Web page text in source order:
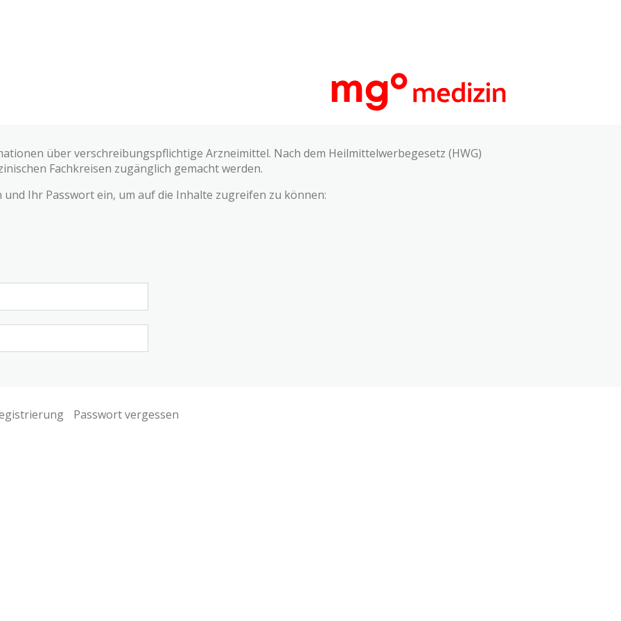
über verschreibungspflichtige Arzneimittel. Nach dem Heilmittelwerbegesetz (HWG)
Fachkreisen zugänglich gemacht werden.
Ihr Passwort ein, um auf die Inhalte zugreifen zu können:
Passwort vergessen